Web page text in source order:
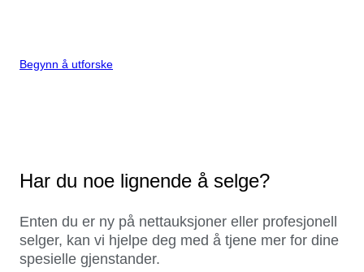
Begynn å utforske
Har du noe lignende å selge?
Enten du er ny på nettauksjoner eller profesjonell
selger, kan vi hjelpe deg med å tjene mer for dine
spesielle gjenstander.